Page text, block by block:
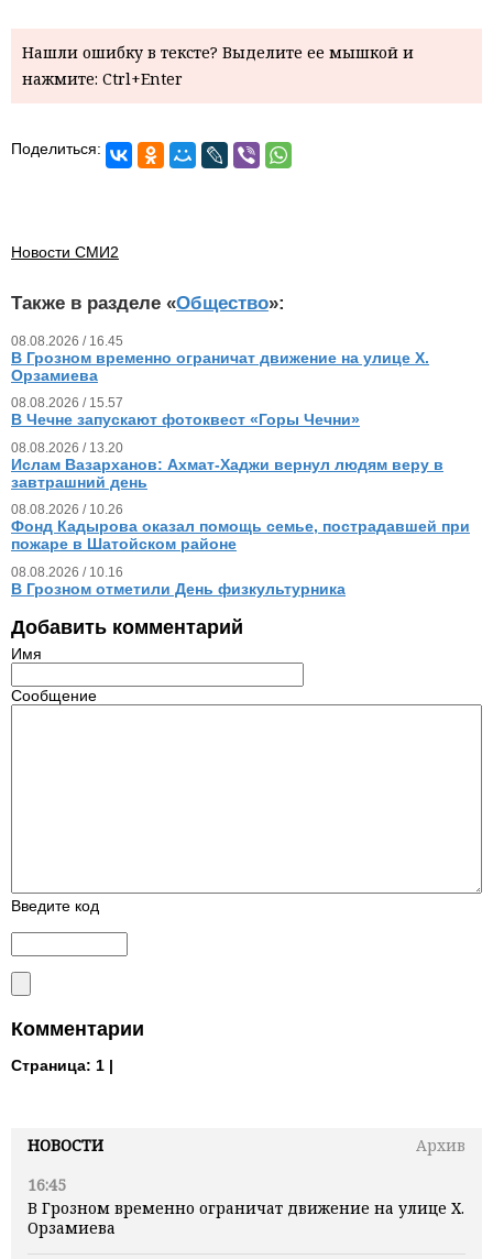
НОВОСТИ
Архив
16:45
В Грозном временно ограничат движение на улице Х.
Орзамиева
Нашли ошибку в тексте? Выделите ее мышкой и
нажмите: Ctrl+Enter
Поделиться:
Новости СМИ2
Также в разделе «Общество»:
08.08.2026 / 16.45
В Грозном временно ограничат движение на улице Х.
Орзамиева
08.08.2026 / 15.57
В Чечне запускают фотоквест «Горы Чечни»
08.08.2026 / 13.20
Ислам Вазарханов: Ахмат-Хаджи вернул людям веру в
завтрашний день
08.08.2026 / 10.26
Фонд Кадырова оказал помощь семье, пострадавшей при
пожаре в Шатойском районе
08.08.2026 / 10.16
В Грозном отметили День физкультурника
Добавить комментарий
Имя
Сообщение
Введите код
Комментарии
Страница: 1 |